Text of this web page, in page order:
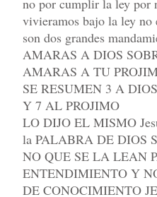
no por cumplir la ley por
vivieramos bajo la ley no
son dos grandes
AMARAS A DIOS
AMARAS A TU
SE RESUMEN 3 A DIOS
Y 7 AL PROJIMO
LO DIJO EL MISMO
la PALABRA DE DIOS
NO QUE SE LA LEAN
ENTENDIMIENTO Y
DE CONOCIMIENTO